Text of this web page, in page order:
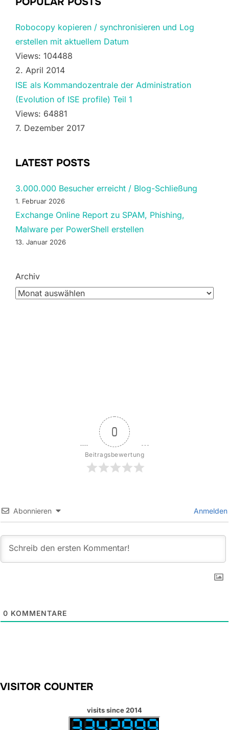
Robocopy kopieren / synchronisieren und Log
erstellen mit aktuellem Datum
Views: 104488
2. April 2014
ISE als Kommandozentrale der Administration
(Evolution of ISE profile) Teil 1
Views: 64881
7. Dezember 2017
LATEST POSTS
3.000.000 Besucher erreicht / Blog-Schließung
1. Februar 2026
Exchange Online Report zu SPAM, Phishing,
Malware per PowerShell erstellen
13. Januar 2026
Archiv
0
Beitragsbewertung
Abonnieren Anmelden
0 KOMMENTARE
VISITOR COUNTER
visits since 2014